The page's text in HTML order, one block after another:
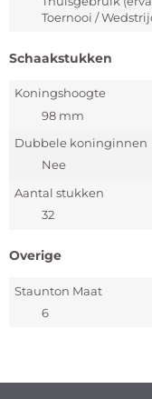
Toernooi /
Schaakstukken
Koningshoogte
98 mm
Dubbele koninginnen
Nee
Aantal stukken
32
Overige
Staunton Maat
6